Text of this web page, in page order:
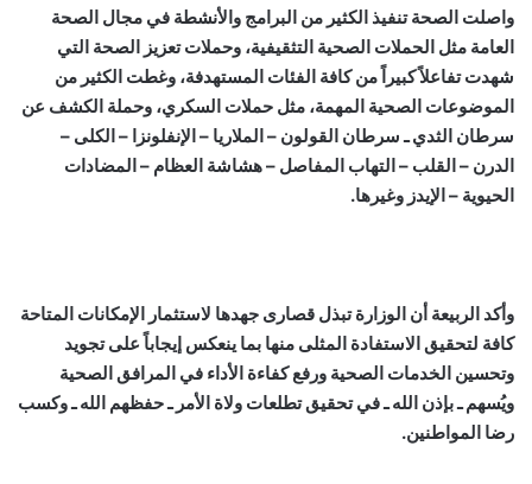
واصلت الصحة تنفيذ الكثير من البرامج والأنشطة في مجال الصحة
العامة مثل الحملات الصحية التثقيفية، وحملات تعزيز الصحة التي
شهدت تفاعلاً كبيراً من كافة الفئات المستهدفة، وغطت الكثير من
الموضوعات الصحية المهمة، مثل حملات السكري، وحملة الكشف عن
سرطان الثدي ـ سرطان القولون – الملاريا – الإنفلونزا – الكلى –
الدرن – القلب – التهاب المفاصل – هشاشة العظام – المضادات
الحيوية – الإيدز وغيرها.
وأكد الربيعة أن الوزارة تبذل قصارى جهدها لاستثمار الإمكانات المتاحة
كافة لتحقيق الاستفادة المثلى منها بما ينعكس إيجاباً على تجويد
وتحسين الخدمات الصحية ورفع كفاءة الأداء في المرافق الصحية
ويُسهم ـ بإذن الله ـ في تحقيق تطلعات ولاة الأمر ـ حفظهم الله ـ وكسب
رضا المواطنين.